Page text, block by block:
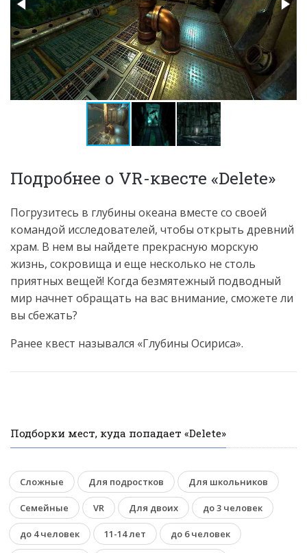
Подробнее о VR-квесте «Delete»
Погрузитесь в глубины океана вместе со своей
командой исследователей, чтобы открыть древний
храм. В нем вы найдете прекрасную морскую
жизнь, сокровища и еще несколько не столь
приятных вещей! Когда безмятежный подводный
мир начнет обращать на вас внимание, сможете ли
вы сбежать?
Ранее квест назывался «Глубины Осириса».
Подборки мест, куда попадает «Delete»
Сложные Для подростков Для школьников
Семейные VR Для двоих до 3 человек
до 4 человек 11-14 лет до 6 человек